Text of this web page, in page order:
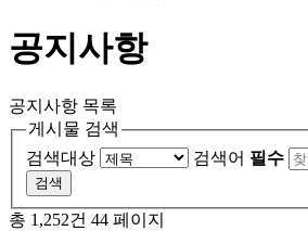
공지사항
공지사항 목록
게시물 검색
검색대상
검색어 필수
총 1,252건 44 페이지